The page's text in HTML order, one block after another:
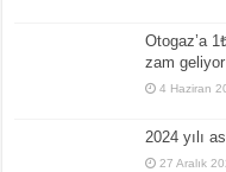
Otogaz’a
zam geliyor
4 Haziran
2024 yılı
27 Aralık